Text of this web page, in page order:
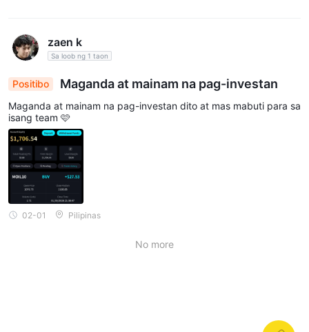
zaen k
Sa loob ng 1 taon
Positibo Maganda at mainam na pag-investan
Maganda at mainam na pag-investan dito at mas mabuti para sa
isang team 🩷
02-01 Pilipinas
No more